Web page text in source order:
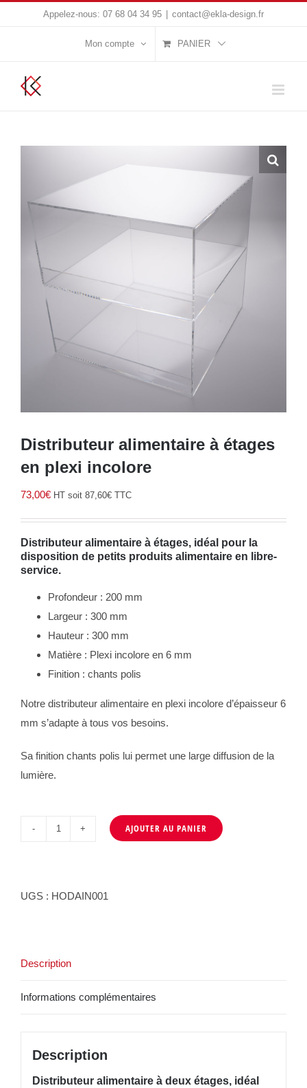
Appelez-nous: 07 68 04 34 95 contact@ekla-design.fr
Mon compte PANIER
Distributeur alimentaire à étages
en plexi incolore
73,00€ HT soit 87,60€ TTC
Distributeur alimentaire à étages, idéal pour la
disposition de petits produits alimentaire en libre-
service.
Profondeur : 200 mm
Largeur : 300 mm
Hauteur : 300 mm
Matière : Plexi incolore en 6 mm
Finition : chants polis
Notre distributeur alimentaire en plexi incolore d’épaisseur 6
mm s’adapte à tous vos besoins.
Sa finition chants polis lui permet une large diffusion de la
lumière.
alimentaire
incolore
AJOUTER AU PANIER
UGS : HODAIN001
Description
Informations complémentaires
Description
Distributeur alimentaire à deux étages, idéal